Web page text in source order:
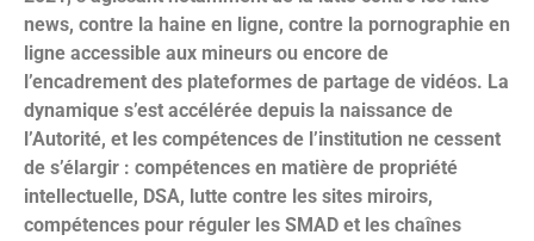
news, contre la haine en ligne, contre la pornographie en
ligne accessible aux mineurs ou encore de
l’encadrement des plateformes de partage de vidéos. La
dynamique s’est accélérée depuis la naissance de
l’Autorité, et les compétences de l’institution ne cessent
de s’élargir : compétences en matière de propriété
intellectuelle, DSA, lutte contre les sites miroirs,
compétences pour réguler les SMAD et les chaînes